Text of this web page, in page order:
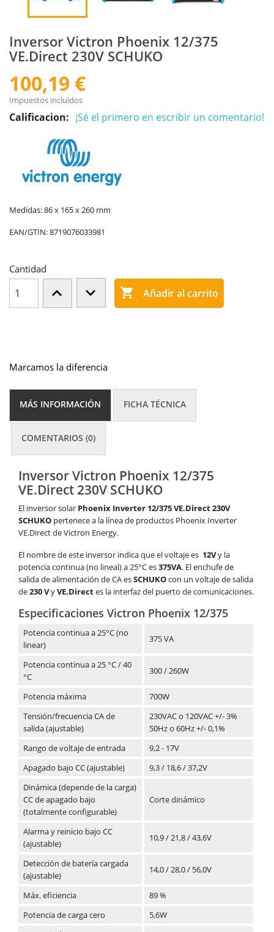
Inversor Victron Phoenix 12/375
VE.Direct 230V SCHUKO
100,19 €
Impuestos incluidos
Calificacion: ¡Sé el primero en escribir un comentario!
Medidas: 86 x 165 x 260 mm
EAN/GTIN:8719076033981
Cantidad
 Añadir al carrito
Marcamos la diferencia
MÁS INFORMACIÓN FICHA TÉCNICA
COMENTARIOS (0)
Inversor Victron Phoenix 12/375
VE.Direct 230V SCHUKO
El inversor solar Phoenix Inverter 12/375 VE.Direct 230V
SCHUKO pertenece a la línea de productos Phoenix Inverter
VE.Direct de Victron Energy.
El nombre de este inversor indica que el voltaje es 12Vy la
potencia continua (no lineal) a 25°C es375VA. El enchufe de
salida de alimentación de CA esSCHUKOcon un voltaje de salida
de230 VyVE.Directes la interfaz del puerto de comunicaciones.
Especificaciones Victron Phoenix 12/375
Potencia continua a 25°C (no
linear)
375 VA
Potencia continua a 25 °C / 40
°C
300 / 260W
Potencia máxima
700W
Tensión/frecuencia CA de
salida (ajustable)
230VAC o 120VAC +/- 3%
50Hz o 60Hz +/- 0,1%
Rango de voltaje de entrada
9,2 - 17V
Apagado bajo CC (ajustable)
9,3 / 18,6 / 37,2V
Dinámica (depende de la carga)
CC de apagado bajo
(totalmente configurable)
Corte dinámico
Alarma y reinicio bajo CC
(ajustable)
10,9 / 21,8 / 43,6V
Detección de batería cargada
(ajustable)
14,0 / 28,0 / 56,0V
Máx. eficiencia
89 %
Potencia de carga cero
5,6W